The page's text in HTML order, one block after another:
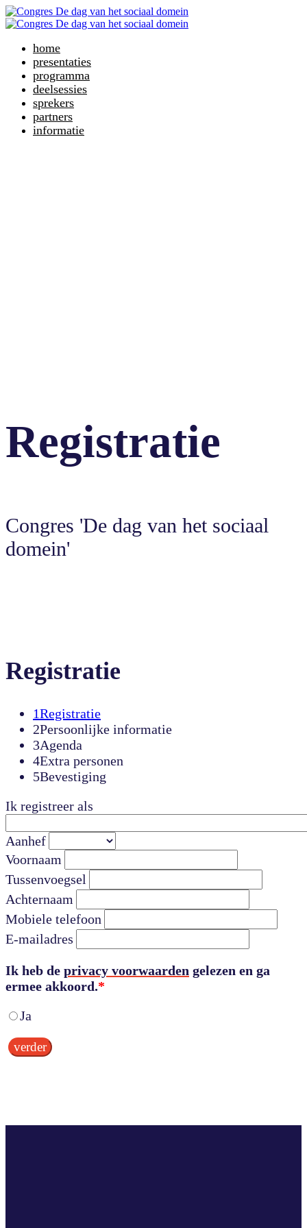
home
presentaties
programma
deelsessies
sprekers
partners
informatie
Registratie
Congres 'De dag van het sociaal
domein'
Registratie
1Registratie
2Persoonlijke informatie
3Agenda
4Extra personen
5Bevestiging
Ik registreer als
Aanhef
Voornaam
Tussenvoegsel
Achternaam
Mobiele telefoon
E-mailadres
Ik heb de privacy voorwaarden gelezen en ga
ermee akkoord.*
Ja
verder